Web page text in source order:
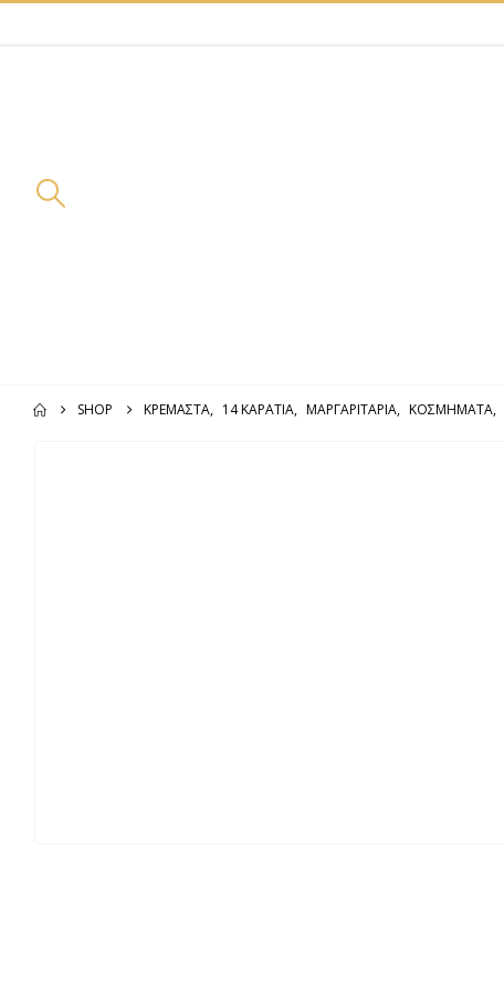
SHOP ΚΡΕΜΑΣΤΆ, 14 ΚΑΡΆΤΙΑ, ΜΑΡΓΑΡΙΤΆΡΙΑ, ΚΟΣΜΗΜΑΤΑ,